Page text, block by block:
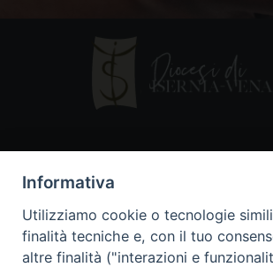
86170 Isernia
086550849
Informativa
Utilizziamo cookie o tecnologie
finalità tecniche e, con il tuo
altre finalità ("interazioni e